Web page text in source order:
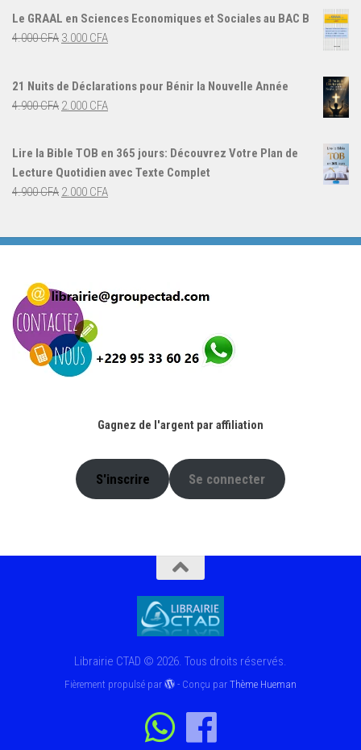
initial
était :
actuel
Le GRAAL en Sciences Economiques et Sociales au BAC B
4.000CFA Le
4.000 CFA.
3.000 CFALe
3.000 CFA.
21 Nuits de Déclarations pour Bénir la Nouvelle Année
4.900CFA Le
4.900 CFA.
2.000 CFA
Lire la Bible TOB en 365 jours: Découvrez Votre Plan de
Lecture Quotidien avec Texte Complet
4.900CFA Le
était :
2.000 CFALe
est :
Gagnez de l'argent par affiliation
S'inscrire Se connecter
Librairie CTAD © 2026. Tous droits réservés.
Fièrement propulsé par - Conçu parThème Hueman